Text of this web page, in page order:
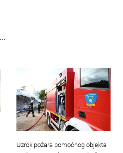
Uzrok požara pomoćnog objekta